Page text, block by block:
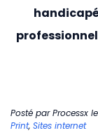
Posté parProcessx le
Print, Sites internet